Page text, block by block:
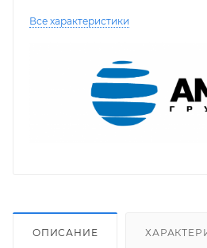
Все характеристики
ОПИСАНИЕ